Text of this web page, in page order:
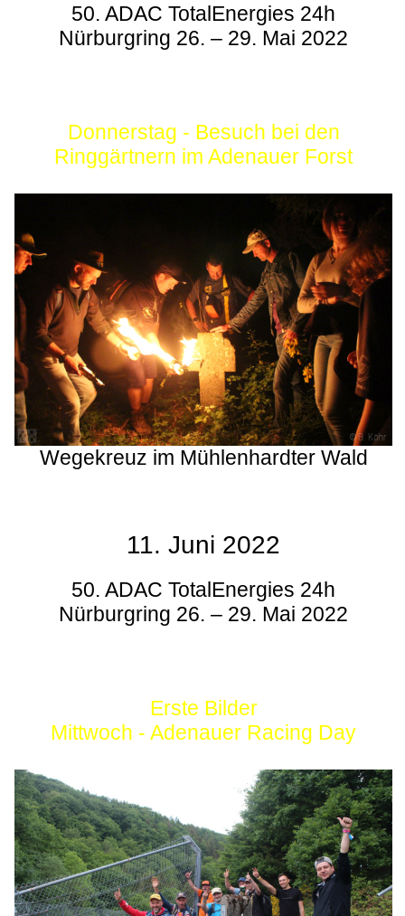
50. ADAC TotalEnergies 24h
Nürburgring 26. – 29. Mai 2022
Donnerstag - Besuch bei den
Ringgärtnern im Adenauer Forst
Wegekreuz im Mühlenhardter Wald
11. Juni 2022
50. ADAC TotalEnergies 24h
Nürburgring 26. – 29. Mai 2022
Erste Bilder
Mittwoch - Adenauer Racing Day